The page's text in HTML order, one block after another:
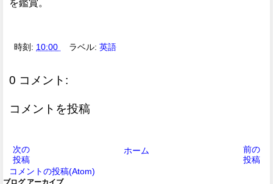
を鑑賞。
時刻: 10:00 ラベル:英語
0 コメント:
コメントを投稿
次の
投稿
前の
投稿
ホーム
コメントの投稿(Atom)
ブログ アーカイブ